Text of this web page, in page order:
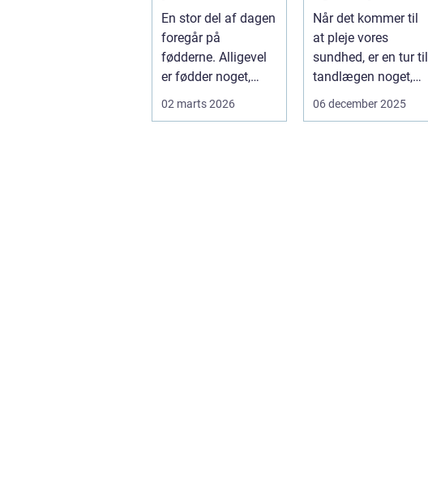
hjælp til sunde
fødder i
hverdagen
En stor del af dagen
foregår på
fødderne. Alligevel
er fødder noget,
02 marts 2026
Når det kommer til
at pleje vores
sundhed, er en tur til
tandlægen noget,
de fleste af o...
06 december 2025